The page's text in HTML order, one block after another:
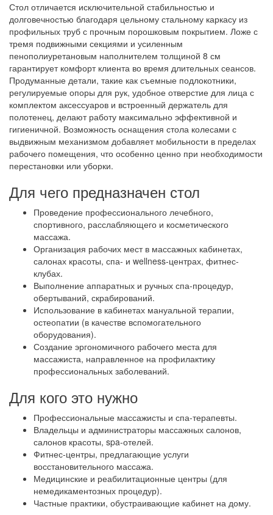
Стол отличается исключительной стабильностью и
долговечностью благодаря цельному стальному каркасу из
профильных труб с прочным порошковым покрытием. Ложе с
тремя подвижными секциями и усиленным
пенополиуретановым наполнителем толщиной 8 см
гарантирует комфорт клиента во время длительных сеансов.
Продуманные детали, такие как съемные подлокотники,
регулируемые опоры для рук, удобное отверстие для лица с
комплектом аксессуаров и встроенный держатель для
полотенец, делают работу максимально эффективной и
гигиеничной. Возможность оснащения стола колесами с
выдвижным механизмом добавляет мобильности в пределах
рабочего помещения, что особенно ценно при необходимости
перестановки или уборки.
Для чего предназначен стол
Проведение профессионального лечебного,
спортивного, расслабляющего и косметического
массажа.
Организация рабочих мест в массажных кабинетах,
салонах красоты, спа- и wellness-центрах, фитнес-
клубах.
Выполнение аппаратных и ручных спа-процедур,
обертываний, скрабирований.
Использование в кабинетах мануальной терапии,
остеопатии (в качестве вспомогательного
оборудования).
Создание эргономичного рабочего места для
массажиста, направленное на профилактику
профессиональных заболеваний.
Для кого это нужно
Профессиональные массажисты и спа-терапевты.
Владельцы и администраторы массажных салонов,
салонов красоты, spa-отелей.
Фитнес-центры, предлагающие услуги
восстановительного массажа.
Медицинские и реабилитационные центры (для
немедикаментозных процедур).
Частные практики, обустраивающие кабинет на дому.